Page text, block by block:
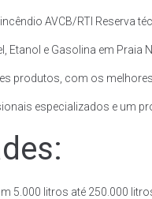
AVCB/RTI Reserva
e Gasolina em Praia
produtos, com os
especializados e um
5.000 litros até 250.000